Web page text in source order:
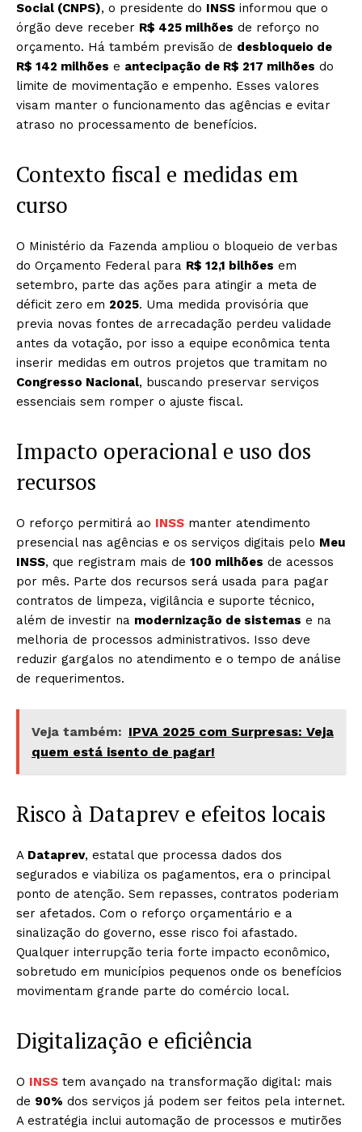
Social (CNPS), o presidente do INSS informou que o
órgão deve receber R$ 425 milhões de reforço no
orçamento. Há também previsão de desbloqueio de
R$ 142 milhões e antecipação de R$ 217 milhões do
limite de movimentação e empenho. Esses valores
visam manter o funcionamento das agências e evitar
atraso no processamento de benefícios.
Contexto fiscal e medidas em
curso
O Ministério da Fazenda ampliou o bloqueio de verbas
do Orçamento Federal para R$ 12,1 bilhões em
setembro, parte das ações para atingir a meta de
déficit zero em 2025. Uma medida provisória que
previa novas fontes de arrecadação perdeu validade
antes da votação, por isso a equipe econômica tenta
inserir medidas em outros projetos que tramitam no
Congresso Nacional, buscando preservar serviços
essenciais sem romper o ajuste fiscal.
Impacto operacional e uso dos
recursos
O reforço permitirá ao INSS manter atendimento
presencial nas agências e os serviços digitais pelo Meu
INSS, que registram mais de 100 milhões de acessos
por mês. Parte dos recursos será usada para pagar
contratos de limpeza, vigilância e suporte técnico,
além de investir na modernização de sistemas e na
melhoria de processos administrativos. Isso deve
reduzir gargalos no atendimento e o tempo de análise
de requerimentos.
Veja também: IPVA 2025 com Surpresas: Veja
quem está isento de pagar!
Risco à Dataprev e efeitos locais
A Dataprev, estatal que processa dados dos
segurados e viabiliza os pagamentos, era o principal
ponto de atenção. Sem repasses, contratos poderiam
ser afetados. Com o reforço orçamentário e a
sinalização do governo, esse risco foi afastado.
Qualquer interrupção teria forte impacto econômico,
sobretudo em municípios pequenos onde os benefícios
movimentam grande parte do comércio local.
Digitalização e eficiência
O INSS tem avançado na transformação digital: mais
de 90% dos serviços já podem ser feitos pela internet.
A estratégia inclui automação de processos e mutirões